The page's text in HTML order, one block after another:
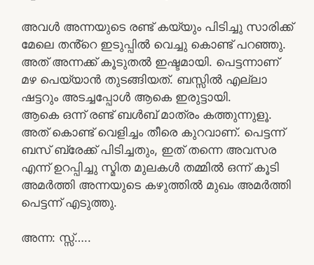
അവൾ അന്നയുടെ രണ്ട് കയ്യും പിടിച്ചു സാരിക്ക്
മേലെ തൻ്റെ ഇടുപ്പിൽ വെച്ചു കൊണ്ട് പറഞ്ഞു.
അത് അന്നക്ക് കൂടുതൽ ഇഷ്ടമായി. പെട്ടന്നാണ്
മഴ പെയ്യാൻ തുടങ്ങിയത്. ബസ്സിൽ എല്ലാ
ഷട്ടറും അടച്ചപ്പോൾ ആകെ ഇരുട്ടായി.
ആകെ ഒന്ന് രണ്ട് ബൾബ് മാത്രം കത്തുന്നുളൂ.
അത് കൊണ്ട് വെളിച്ചം തീരെ കുറവാണ്. പെട്ടന്ന്
ബസ് ബ്രേക്ക്‌ പിടിച്ചതും, ഇത് തന്നെ അവസര
എന്ന് ഉറപ്പിച്ചു സ്മിത മുലകൾ തമ്മിൽ ഒന്ന് കൂടി
അമർത്തി അന്നയുടെ കഴുത്തിൽ മുഖം അമർത്തി
പെട്ടന്ന് എടുത്തു.
അന്ന: സ്സ്‌…..